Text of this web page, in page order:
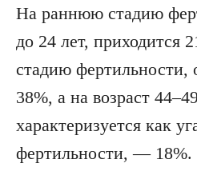
На раннюю стадию
до 24 лет, приходится
стадию фертильности,
38%, а на возраст
характеризуется как
фертильности, — 18%.